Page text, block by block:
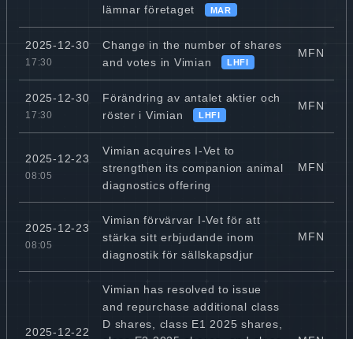
lämnar företaget
MAR
2025-12-30
17:30
Change in the number of shares
and votes in Vimian
LHFI
MFN
2025-12-30
17:30
Förändring av antalet aktier och
röster i Vimian
LHFI
MFN
2025-12-23
08:05
Vimian acquires I-Vet to
strengthen its companion animal
diagnostics offering
MFN
2025-12-23
08:05
Vimian förvärvar I-Vet för att
stärka sitt erbjudande inom
diagnostik för sällskapsdjur
MFN
2025-12-22
Vimian has resolved to issue
and repurchase additional class
D shares, class E1 2025 shares,